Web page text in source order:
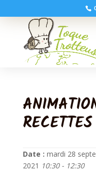
Date : mardi 28
2021 10:30 - 12:30